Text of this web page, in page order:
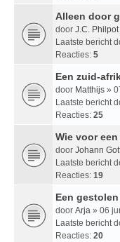
Alleen door
door J.C. Philpot
Laatste bericht
Reacties: 5
Een zuid-
door Matthijs »
Laatste bericht
Reacties: 25
Wie voor
door Johann
Laatste bericht
Reacties: 19
Een
door Arja » 06
Laatste bericht
Reacties: 20